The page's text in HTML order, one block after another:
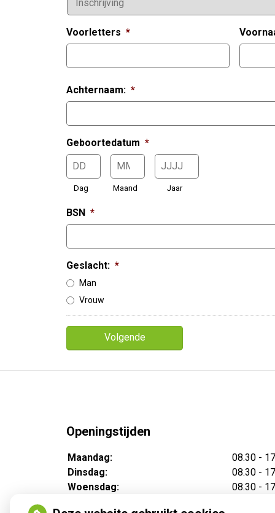
Voorletters *
Achternaam: *
Geboortedatum *
Dag Maand Jaar
BSN *
Geslacht: *
Man
Vrouw
Openingstijden
Maandag:
08.30 -
Dinsdag:
08.30 -
Woensdag:
08.30 -